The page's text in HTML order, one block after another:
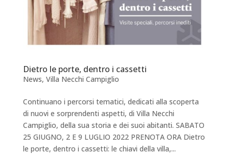
Dietro le porte, dentro i cassetti
News, Villa Necchi Campiglio
Continuano i percorsi tematici, dedicati alla scoperta
di nuovi e sorprendenti aspetti, di Villa Necchi
Campiglio, della sua storia e dei suoi abitanti. SABATO
25 GIUGNO, 2 E 9 LUGLIO 2022 PRENOTA ORA Dietro
le porte, dentro i cassetti: le chiavi della villa,...